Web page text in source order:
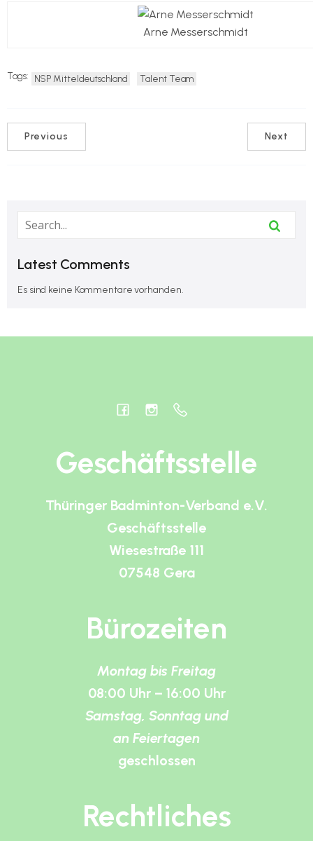
Arne Messerschmidt
Tags: NSP Mitteldeutschland Talent Team
Previous Next
Latest Comments
Es sind keine Kommentare vorhanden.
Geschäftsstelle
Thüringer Badminton-Verband e.V.
Geschäftsstelle
Wiesestraße 111
07548 Gera
Bürozeiten
Montag bis Freitag
08:00 Uhr – 16:00 Uhr
Samstag, Sonntag und
an Feiertagen
geschlossen
Rechtliches